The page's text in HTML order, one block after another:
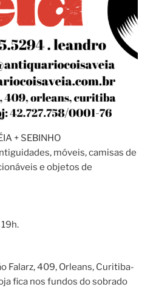
+ SEBINHO
móveis, camisas de
e objetos de
Falarz, 409, Orleans, Curitiba-
fica nos fundos do sobrado